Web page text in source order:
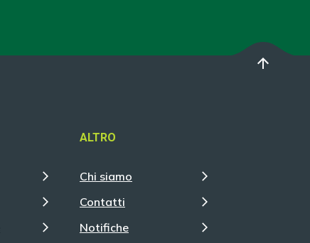
arrow_upward
ALTRO
Chi siamo
Contatti
Notifiche